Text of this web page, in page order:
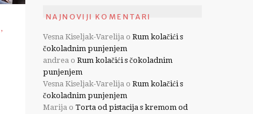
,
NAJNOVIJI KOMENTARI
Vesna Kiseljak-Varelija o Rum kolačići s
čokoladnim punjenjem
andrea o Rum kolačići s čokoladnim
punjenjem
Vesna Kiseljak-Varelija o Rum kolačići s
čokoladnim punjenjem
Marija o Torta od pistacija s kremom od